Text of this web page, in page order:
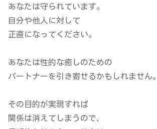
あなたは守られています。
自分や他人に対して
正直になってください。
あなたは性的な癒しのための
パートナーを引き寄せるかもしれません。
その目的が実現すれば
関係は消えてしまうので、